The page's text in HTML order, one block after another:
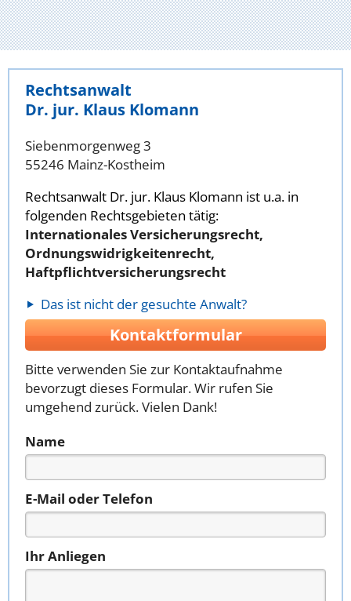
Rechtsanwalt
Dr. jur. Klaus Klomann
Siebenmorgenweg 3
55246 Mainz-Kostheim
Rechtsanwalt Dr. jur. Klaus Klomann ist u.a. in
folgenden Rechtsgebieten tätig:
Internationales Versicherungsrecht,
Ordnungswidrigkeitenrecht,
Haftpflichtversicherungsrecht
Das ist nicht der gesuchte Anwalt?
Kontaktformular
Bitte verwenden Sie zur Kontaktaufnahme
bevorzugt dieses Formular. Wir rufen Sie
umgehend zurück. Vielen Dank!
Name
E-Mail oder Telefon
Ihr Anliegen